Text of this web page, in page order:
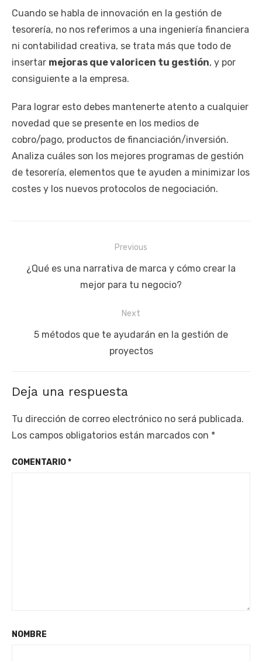
Cuando se habla de innovación en la gestión de
tesorería, no nos referimos a una ingeniería financiera
ni contabilidad creativa, se trata más que todo de
insertar mejoras que valoricen tu gestión, y por
consiguiente a la empresa.
Para lograr esto debes mantenerte atento a cualquier
novedad que se presente en los medios de
cobro/pago, productos de financiación/inversión.
Analiza cuáles son los mejores programas de gestión
de tesorería, elementos que te ayuden a minimizar los
costes y los nuevos protocolos de negociación.
Previous
Previous
¿Qué es una narrativa de marca y cómo crear la
mejor para tu negocio?
Next
Next5 métodos que te ayudarán en la gestión de
proyectos
Deja una respuesta
Tu dirección de correo electrónico no será publicada.
Los campos obligatorios están marcados con *
COMENTARIO*
NOMBRE